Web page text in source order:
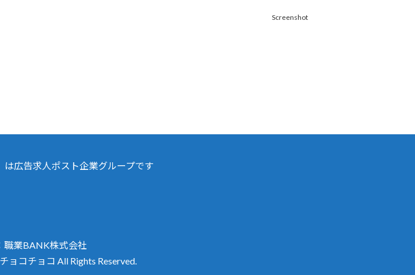
Screenshot
は広告求人ポスト企業グループです
職業BANK株式会社
ョコチョコ All Rights Reserved.